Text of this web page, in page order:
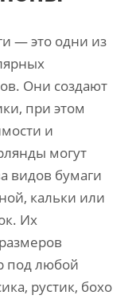
— это одни из
Они создают
при этом
и
могут
видов бумаги
кальки или
Их
под любой
рустик, бохо